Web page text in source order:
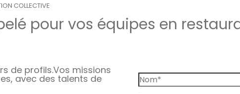
COLLECTIVE
pour vos équipes en
de profils.Vos missions
avec des talents de